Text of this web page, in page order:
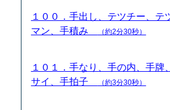
１００．手出し、テツチー、テ
マン、手積み
（約2分30秒）
１０１．手なり、手の内、手牌
サイ、手拍子
（約3分30秒）